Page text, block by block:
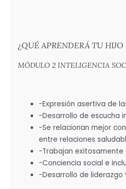
¿QUÉ APRENDERÁ TU
MÓDULO 2 INTELIGENCIA
-Expresión asertiva de
-Desarrollo de escucha
-Se relacionan mejor
entre relaciones
-Trabajan exitosamente
-Conciencia social e
-Desarrollo de liderazgo